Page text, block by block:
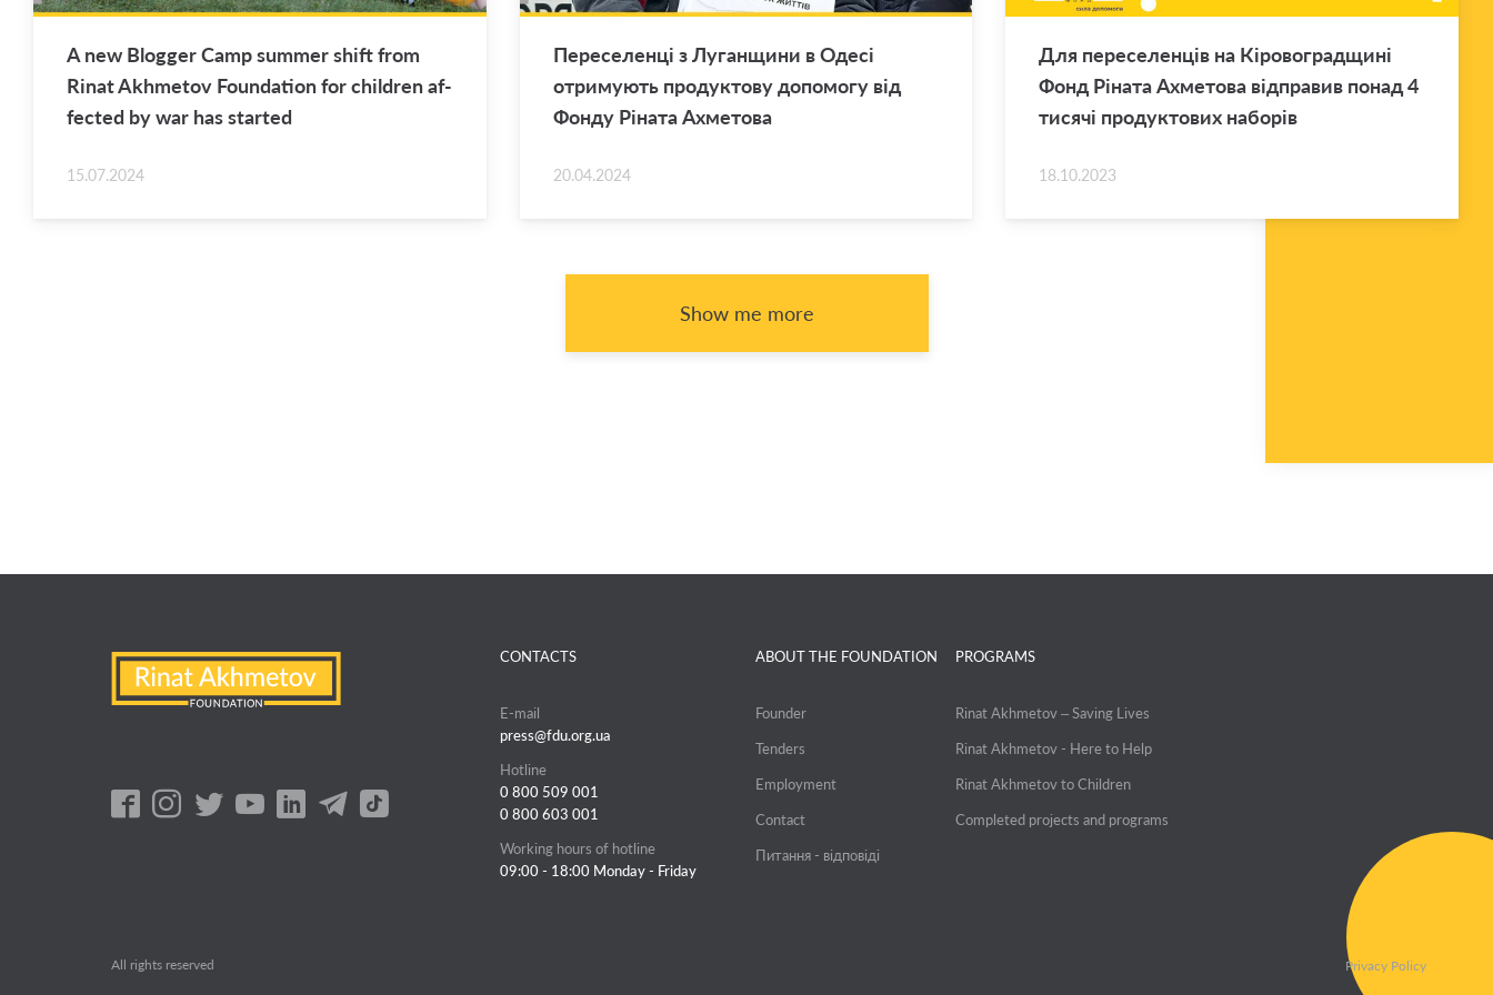
A new Blog­ger Camp sum­mer shift from
Rinat Akhme­tov Foun­da­tion for chil­dren af­
fected by war has started
15.07.2024
Переселенці з Луганщини в Одесі
отримують продуктову допомогу від
Фонду Ріната Ахметова
20.04.2024
Для переселенців на Кіровоградщині
Фонд Ріната Ахметова відправив понад 4
тисячі продуктових наборів
18.10.2023
Show me more
CONTACTS
E-mail
press@fdu.org.ua
Hotline
0 800 509 001
0 800 603 001
Working hours of hotline
09:00 - 18:00 Monday - Friday
ABOUT THE FOUNDATION
Founder
Tenders
Employment
Contact
Питання - відповіді
PROGRAMS
Rinat Akhmetov – Saving Lives
Rinat Akhmetov - Here to Help
Rinat Akhmetov to Children
Completed projects and programs
All rights reserved Privacy Policy